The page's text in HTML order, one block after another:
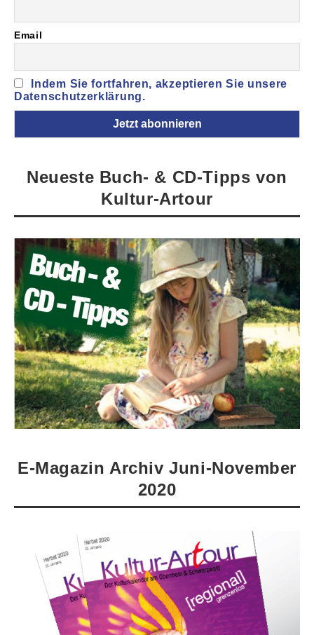
Email
Indem Sie fortfahren, akzeptieren Sie unsere
Datenschutzerklärung.
Neueste Buch- & CD-Tipps von
Kultur-Artour
E-Magazin Archiv Juni-November
2020